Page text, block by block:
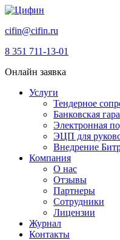
cifin@cifin.ru
8 351 711-13-01
Онлайн заявка
Услуги
Тендерное
Банковская
Электронная
ЭЦП для
Внедрение
Компания
О нас
Отзывы
Партнеры
Сотрудники
Лицензии
Журнал
Контакты